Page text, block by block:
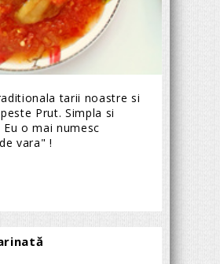
tarii noastre si
Prut. Simpla si
o mai numesc
vara" !